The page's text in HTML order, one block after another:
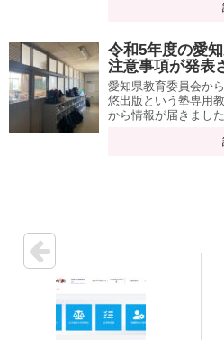
令和5年度の愛
注意事項が発表
愛知県教育委員会か
悠出版という塾専用
から情報が届きまし